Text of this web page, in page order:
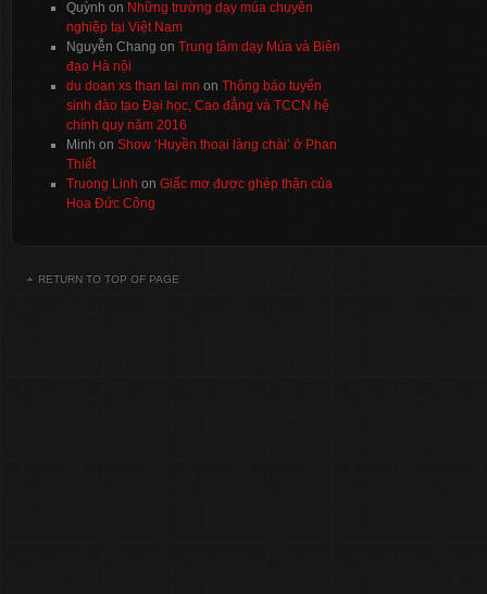
Quỳnh on Những trường dạy múa chuyên
nghiệp tại Việt Nam
Nguyễn Chang on Trung tâm dạy Múa và Biên
đạo Hà nội
du doan xs than tai mn on Thông báo tuyển
sinh đào tạo Đại học, Cao đẳng và TCCN hệ
chính quy năm 2016
Minh on Show ‘Huyền thoại làng chài’ ở Phan
Thiết
Truong Linh on Giấc mơ được ghép thận của
Hoa Đức Công
RETURN TO TOP OF PAGE